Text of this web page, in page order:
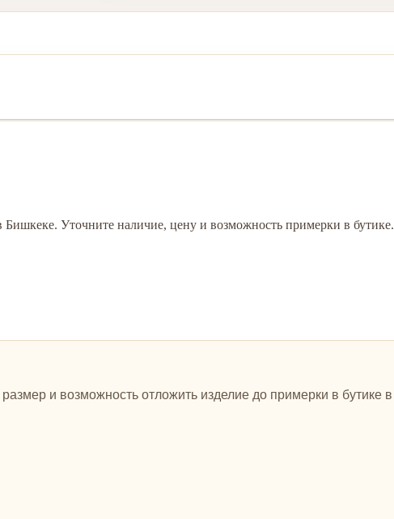
Уточните наличие, цену и возможность примерки в бутике.
и возможность отложить изделие до примерки в бутике в